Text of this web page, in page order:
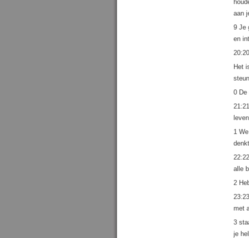
aan
9 Je
en
20:20
Het
0 De
1
alle
2
met
3
je